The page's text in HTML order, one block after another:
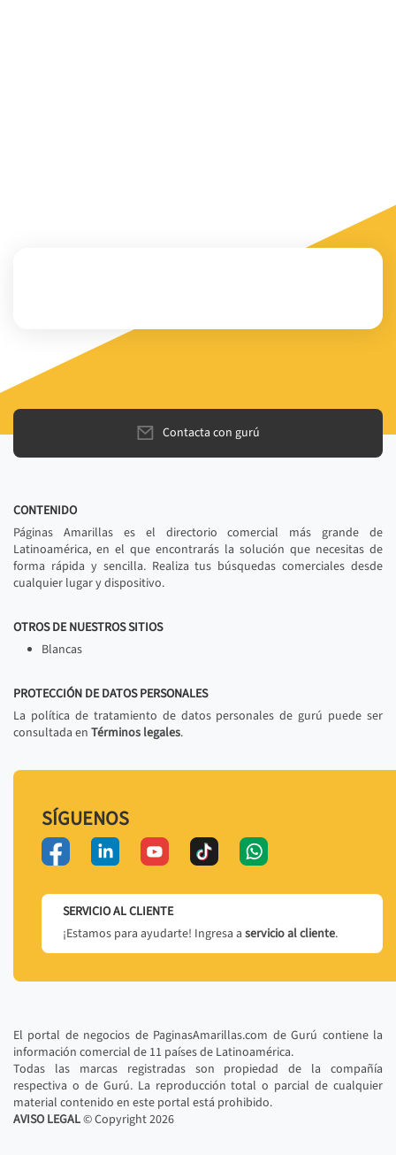
Contacta con gurú
CONTENIDO
Páginas Amarillas es el directorio comercial más grande de
Latinoamérica, en el que encontrarás la solución que necesitas de
forma rápida y sencilla. Realiza tus búsquedas comerciales desde
cualquier lugar y dispositivo.
OTROS DE NUESTROS SITIOS
Blancas
PROTECCIÓN DE DATOS PERSONALES
La política de tratamiento de datos personales de gurú puede ser
consultada en Términos legales.
SÍGUENOS
SERVICIO AL CLIENTE
¡Estamos para ayudarte! Ingresa a servicio al cliente.
El portal de negocios de PaginasAmarillas.com de Gurú contiene la
información comercial de 11 países de Latinoamérica.
Todas las marcas registradas son propiedad de la compañía
respectiva o de Gurú. La reproducción total o parcial de cualquier
material contenido en este portal está prohibido.
AVISO LEGAL© Copyright2026